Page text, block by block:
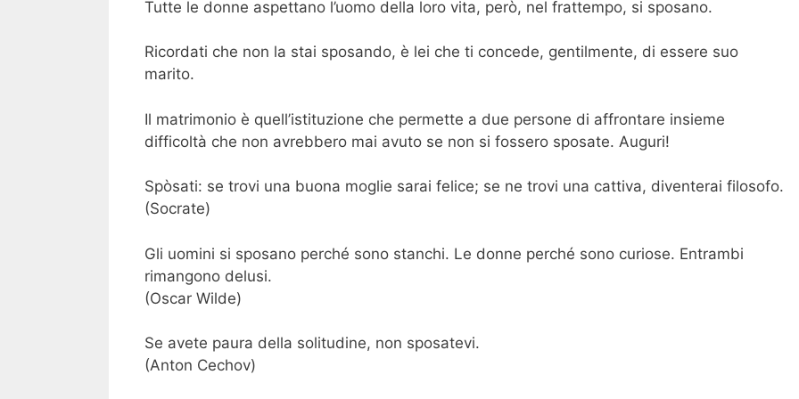
Tutte le donne aspettano l’uomo della loro vita, però, nel frattempo, si sposano.
Ricordati che non la stai sposando, è lei che ti concede, gentilmente, di essere suo
marito.
Il matrimonio è quell’istituzione che permette a due persone di affrontare insieme
difficoltà che non avrebbero mai avuto se non si fossero sposate. Auguri!
Spòsati: se trovi una buona moglie sarai felice; se ne trovi una cattiva, diventerai filosofo.
(Socrate)
Gli uomini si sposano perché sono stanchi. Le donne perché sono curiose. Entrambi
rimangono delusi.
(Oscar Wilde)
Se avete paura della solitudine, non sposatevi.
(Anton Cechov)